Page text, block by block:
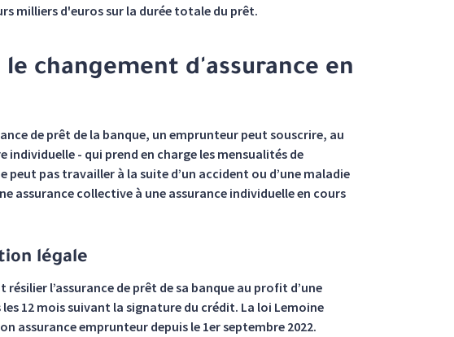
milliers d'euros sur la durée totale du prêt.
changement d'assurance en
de prêt de la banque, un emprunteur peut souscrire, au
- qui prend en charge les mensualités de
peut pas travailler à la suite d’un accident ou d’une maladie
assurance collective à une assurance individuelle en cours
légale
l’assurance de prêt de sa banque au profit d’une
12 mois suivant la signature du crédit. La loi Lemoine
assurance emprunteur depuis le 1er septembre 2022.